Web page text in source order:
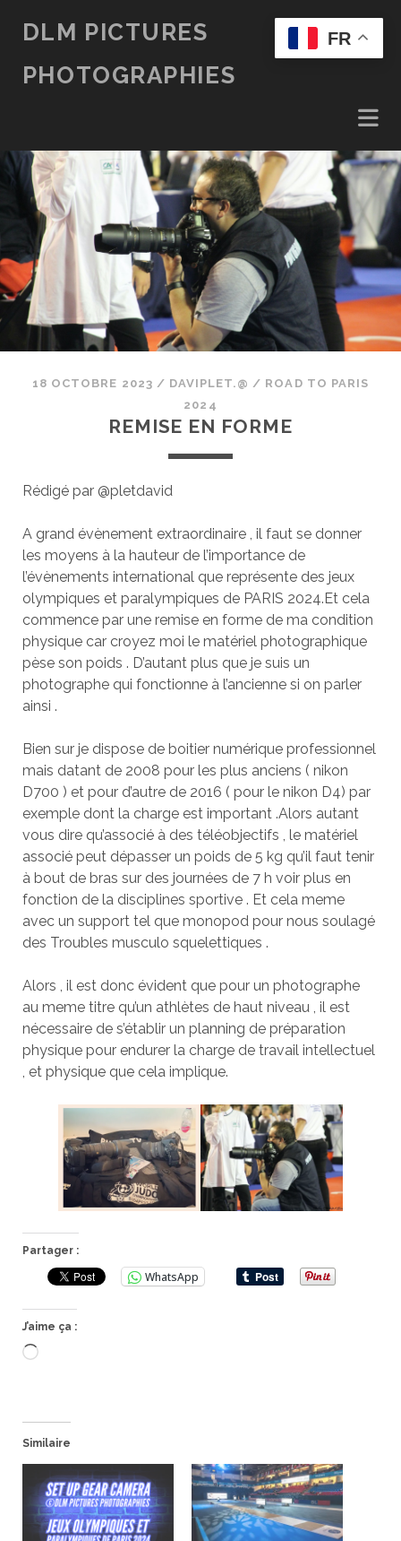
DLM PICTURES
PHOTOGRAPHIES
18 OCTOBRE 2023 / DAVIPLET.@ / ROAD TO PARIS
2024
REMISE EN FORME
Rédigé par @pletdavid
A grand évènement extraordinaire , il faut se donner
les moyens à la hauteur de l’importance de
l’évènements international que représente des jeux
olympiques et paralympiques de PARIS 2024.Et cela
commence par une remise en forme de ma condition
physique car croyez moi le matériel photographique
pèse son poids . D’autant plus que je suis un
photographe qui fonctionne à l’ancienne si on parler
ainsi .
Bien sur je dispose de boitier numérique professionnel
mais datant de 2008 pour les plus anciens ( nikon
D700 ) et pour d’autre de 2016 ( pour le nikon D4) par
exemple dont la charge est important .Alors autant
vous dire qu’associé à des téléobjectifs , le matériel
associé peut dépasser un poids de 5 kg qu’il faut tenir
à bout de bras sur des journées de 7 h voir plus en
fonction de la disciplines sportive . Et cela meme
avec un support tel que monopod pour nous soulagé
des Troubles musculo squelettiques .
Alors , il est donc évident que pour un photographe
au meme titre qu’un athlètes de haut niveau , il est
nécessaire de s’établir un planning de préparation
physique pour endurer la charge de travail intellectuel
, et physique que cela implique.
Partager :
WhatsApp
J’aime ça :
Chargement…
Similaire
FR